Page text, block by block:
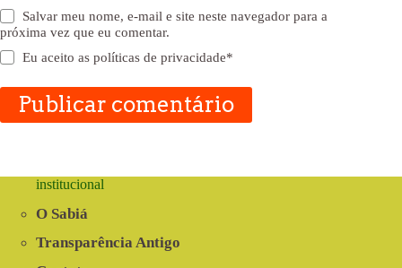
Salvar meu nome, e-mail e site neste navegador para a
próxima vez que eu comentar.
Eu aceito aspolíticas de privacidade*
Publicar comentário
institucional
O Sabiá
Transparência Antigo